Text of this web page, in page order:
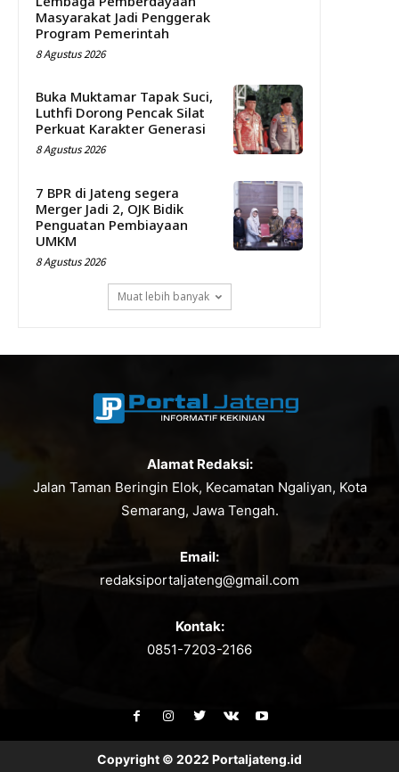
Masyarakat Jadi Penggerak
Program Pemerintah
8 Agustus 2026
Buka Muktamar Tapak Suci,
Luthfi Dorong Pencak Silat
Perkuat Karakter Generasi
8 Agustus 2026
7 BPR di Jateng segera
Merger Jadi 2, OJK Bidik
Penguatan Pembiayaan
UMKM
8 Agustus 2026
Muat lebih banyak
Alamat Redaksi:
Jalan Taman Beringin Elok, Kecamatan Ngaliyan, Kota
Semarang, Jawa Tengah.
Email:
redaksiportaljateng@gmail.com
Kontak:
0851-7203-2166
Copyright © 2022 Portaljateng.id